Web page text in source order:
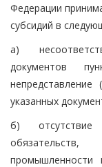
Федерации
субсидий в
а)
документов
указанных
б)
промышленности